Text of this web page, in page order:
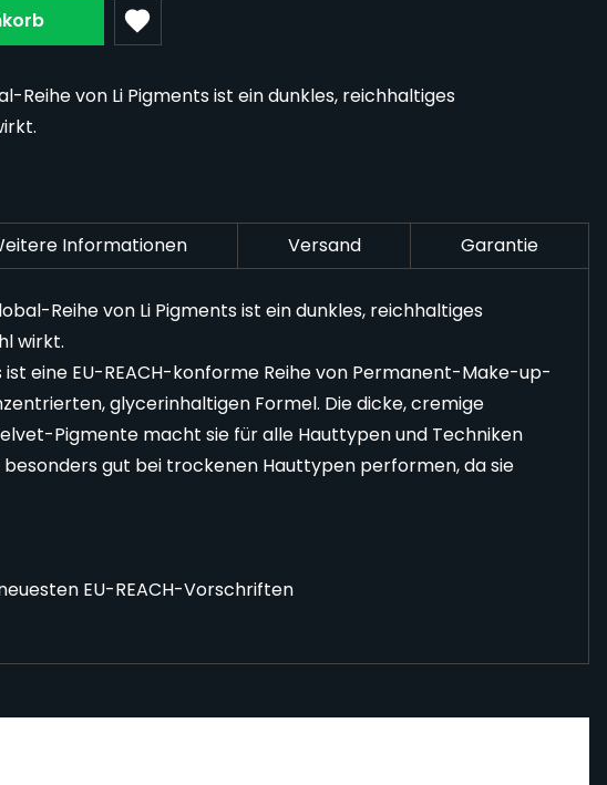
Reihe von Li Pigments ist ein dunkles, reichhaltiges
Informationen Versand Garantie
Reihe von Li Pigments ist ein dunkles, reichhaltiges
wirkt.
eine EU-REACH-konforme Reihe von Permanent-Make-up-
glycerinhaltigen Formel. Die dicke, cremige
Pigmente macht sie für alle Hauttypen und Techniken
gut bei trockenen Hauttypen performen, da sie
EU-REACH-Vorschriften